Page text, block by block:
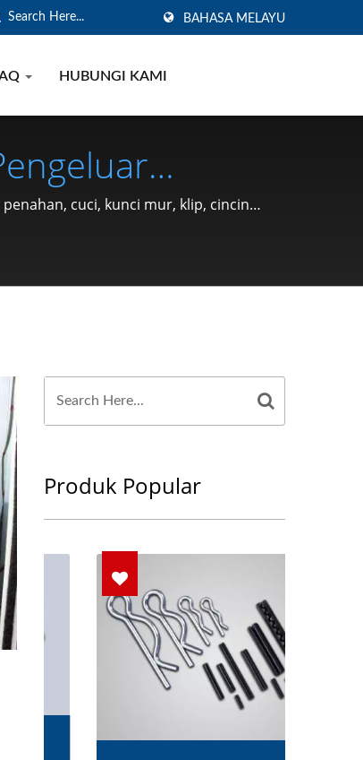
BAHASA MELAYU
HUBUNGI KAMI
Jenis C, Cuci,
LONG
cuci, kunci mur, klip, cincin
Produk Popular